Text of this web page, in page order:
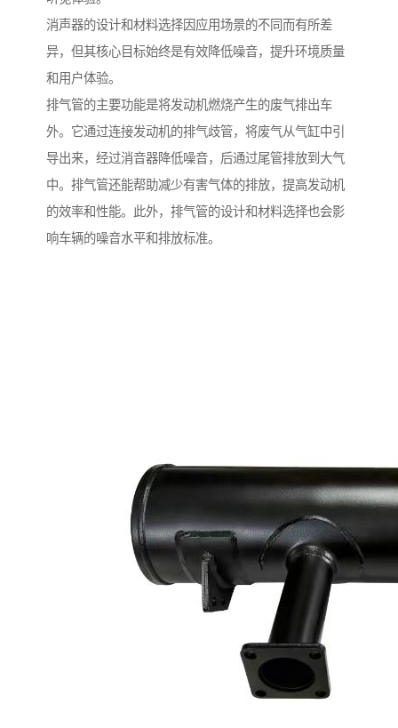
消声器的设计和材料选择因应用场景的不同而有所差
异，但其核心目标始终是有效降低噪音，提升环境质量
和用户体验。
排气管的主要功能是将发动机燃烧产生的废气排出车
外。它通过连接发动机的排气歧管，将废气从气缸中引
导出来，经过消音器降低噪音，后通过尾管排放到大气
中。排气管还能帮助减少有害气体的排放，提高发动机
的效率和性能。此外，排气管的设计和材料选择也会影
响车辆的噪音水平和排放标准。